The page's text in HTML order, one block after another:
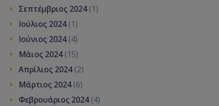
Σεπτέμβριος 2024(1)
Ιούλιος 2024(1)
Ιούνιος 2024(4)
Μάιος 2024(15)
Απρίλιος 2024(2)
Μάρτιος 2024(6)
Φεβρουάριος 2024(4)